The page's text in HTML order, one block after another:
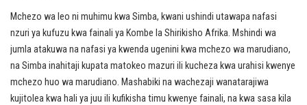
Mchezo wa leo ni muhimu kwa Simba, kwani ushindi utawapa nafasi
nzuri ya kufuzu kwa fainali ya Kombe la Shirikisho Afrika. Mshindi wa
jumla atakuwa na nafasi ya kwenda ugenini kwa mchezo wa marudiano,
na Simba inahitaji kupata matokeo mazuri ili kucheza kwa urahisi kwenye
mchezo huo wa marudiano. Mashabiki na wachezaji wanatarajiwa
kujitolea kwa hali ya juu ili kufikisha timu kwenye fainali, na kwa sasa kila